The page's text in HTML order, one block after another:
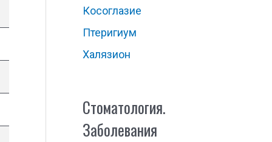
Косоглазие
Птеригиум
Халязион
Стоматология.
Заболевания